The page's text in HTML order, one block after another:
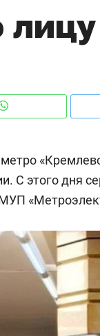
лицу
С этого дня
Рекомендуем
150 камер
ID вместо